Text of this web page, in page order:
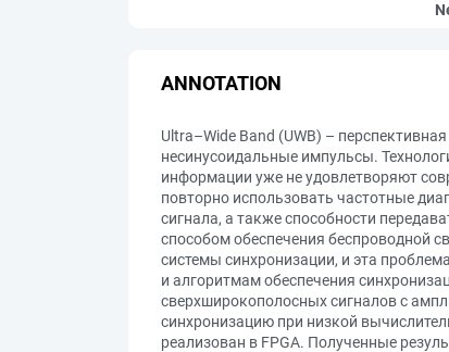
ANNOTATION
Ultra–Wide Band (UWB) –
несинусоидальные импульсы.
информации уже не удовлетворяют
повторно использовать частотные
сигнала, а также способности
способом обеспечения беспроводной
системы синхронизации, и эта
и алгоритмам обеспечения
сверхширокополосных сигналов с
синхронизацию при низкой
реализован в FPGA. Полученные